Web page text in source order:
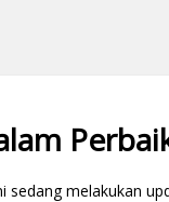
sedang melakukan